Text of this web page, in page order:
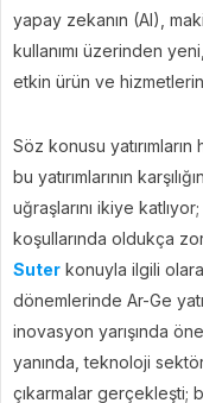
yapay zekanın (AI),
kullanımı üzerinden
etkin ürün ve
Söz konusu
bu yatırımlarının
uğraşlarını ikiye
koşullarında oldukça
Suter konuyla ilgili
dönemlerinde Ar-Ge
inovasyon yarışında
yanında, teknoloji
çıkarmalar gerçekleşti;